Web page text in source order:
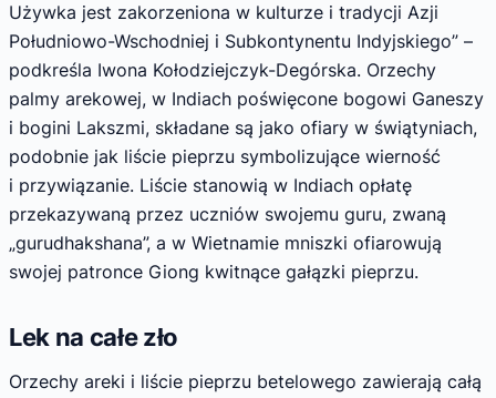
Używka jest zakorzeniona w kulturze i tradycji Azji
Południowo-Wschodniej i Subkontynentu Indyjskiego” –
podkreśla Iwona Kołodziejczyk-Degórska. Orzechy
palmy arekowej, w Indiach poświęcone bogowi Ganeszy
i bogini Lakszmi, składane są jako ofiary w świątyniach,
podobnie jak liście pieprzu symbolizujące wierność
i przywiązanie. Liście stanowią w Indiach opłatę
przekazywaną przez uczniów swojemu guru, zwaną
„gurudhakshana”, a w Wietnamie mniszki ofiarowują
swojej patronce Giong kwitnące gałązki pieprzu.
Lek na całe zło
Orzechy areki i liście pieprzu betelowego zawierają całą